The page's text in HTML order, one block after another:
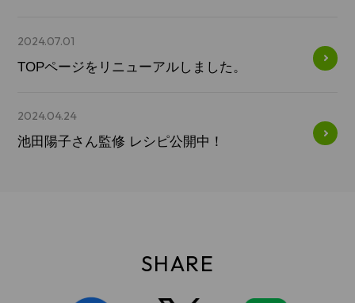
2024.07.01
TOPページをリニューアルしました。​
2024.04.24
池田陽子さん監修 レシピ公開中！​
SHARE